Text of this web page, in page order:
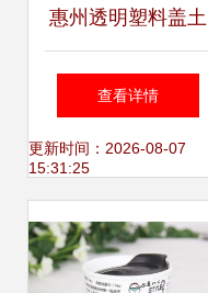
惠州透明塑料盖土
袋定制 90*130cm
日用百货包装标
价比方案
查看详情
更新时间：2026-08-07
15:31:25